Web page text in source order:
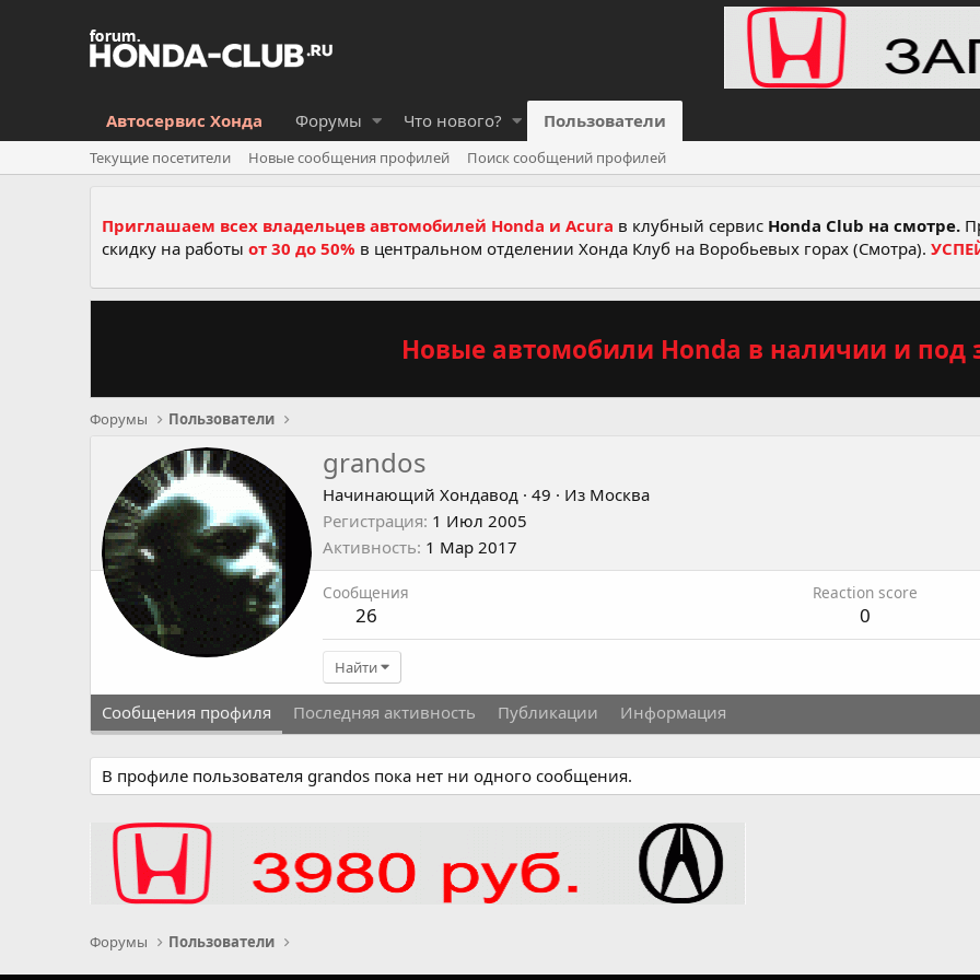
Автосервис Хонда Форумы Что нового? Пользователи
Текущие посетители Новые сообщения профилей Поиск сообщений профилей
Приглашаем всех владельцев автомобилей Honda и Acura в клубный сервис Honda Club на смотре.
скидку на работы от 30 до 50% в центральном отделении Хонда Клуб на Воробьевых горах (Смотра).
Новые автомобили Honda в наличии и под
Форумы Пользователи
grandos
Начинающий Хондавод · 49 · Из Москва
Регистрация 1 Июл 2005
Активность 1 Мар 2017
Сообщения
26
Reaction score
0
Найти
Сообщения профиля Последняя активность Публикации Информация
В профиле пользователя grandos пока нет ни одного сообщения.
Форумы Пользователи